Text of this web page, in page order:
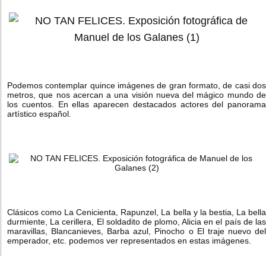
Podemos contemplar quince imágenes de gran formato, de casi dos
metros, que nos acercan a una visión nueva del mágico mundo de
los cuentos. En ellas aparecen destacados actores del panorama
artístico español.
Clásicos como La Cenicienta, Rapunzel, La bella y la bestia, La bella
durmiente, La cerillera, El soldadito de plomo, Alicia en el país de las
maravillas, Blancanieves, Barba azul, Pinocho o El traje nuevo del
emperador, etc. podemos ver representados en estas imágenes.